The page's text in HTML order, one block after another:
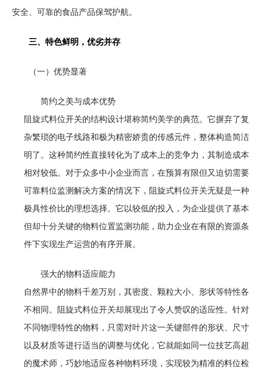
安全、可靠的食品产品保驾护航。
三、特色鲜明，优劣并存
（一）优势显著
简约之美与成本优势
阻旋式料位开关的结构设计堪称简约美学的典范。它摒弃了复
杂繁琐的电子线路和极为精密娇贵的传感元件，整体构造简洁
明了。这种简约性直接转化为了成本上的竞争力，其制造成本
相对较低。对于众多中小企业而言，在预算有限但又迫切需要
可靠料位监测解决方案的情况下，阻旋式料位开关无疑是一种
极具性价比的理想选择。它以较低的投入，为企业提供了基本
但却十分关键的物料位置监测功能，助力企业在有限的资源条
件下实现生产运营的有序开展。
强大的物料适应能力
自然界中的物料千差万别，其密度、颗粒大小、形状等特性各
不相同。阻旋式料位开关却展现出了令人赞叹的适应性。针对
不同物理特性的物料，只需对叶片这一关键部件的形状、尺寸
以及材质等进行适当的调整与优化，它就能如同一位技艺高超
的魔术师，巧妙地适应各种物料环境，实现较为精准的料位检